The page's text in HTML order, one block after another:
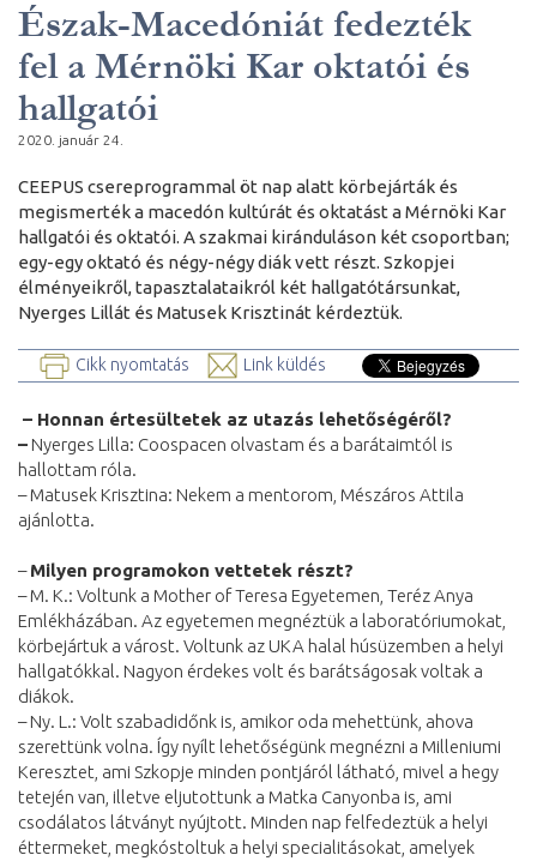
Észak-Macedóniát fedezték
fel a Mérnöki Kar oktatói és
hallgatói
2020. január 24.
CEEPUS csereprogrammal öt nap alatt körbejárták és
megismerték a macedón kultúrát és oktatást a Mérnöki Kar
hallgatói és oktatói. A szakmai kiránduláson két csoportban;
egy-egy oktató és négy-négy diák vett részt. Szkopjei
élményeikről, tapasztalataikról két hallgatótársunkat,
Nyerges Lillát és Matusek Krisztinát kérdeztük.
Cikk nyomtatás Link küldés
– Honnan értesültetek az utazás lehetőségéről?
– Nyerges Lilla: Coospacen olvastam és a barátaimtól is
hallottam róla.
– Matusek Krisztina: Nekem a mentorom, Mészáros Attila
ajánlotta.
–Milyen programokon vettetek részt?
– M. K.: Voltunk a Mother of Teresa Egyetemen, Teréz Anya
Emlékházában. Az egyetemen megnéztük a laboratóriumokat,
körbejártuk a várost. Voltunk az UKA halal húsüzemben a helyi
hallgatókkal. Nagyon érdekes volt és barátságosak voltak a
diákok.
– Ny. L.: Volt szabadidőnk is, amikor oda mehettünk, ahova
szerettünk volna. Így nyílt lehetőségünk megnézni a Milleniumi
Keresztet, ami Szkopje minden pontjáról látható, mivel a hegy
tetején van, illetve eljutottunk a Matka Canyonba is, ami
csodálatos látványt nyújtott. Minden nap felfedeztük a helyi
éttermeket, megkóstoltuk a helyi specialitásokat, amelyek